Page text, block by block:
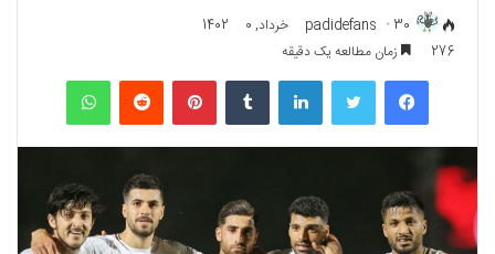
padidefans 30 خرداد, 1402
0
276
زمان مطالعه یک دقیقه
فیسبوک لینکداین پینتریست